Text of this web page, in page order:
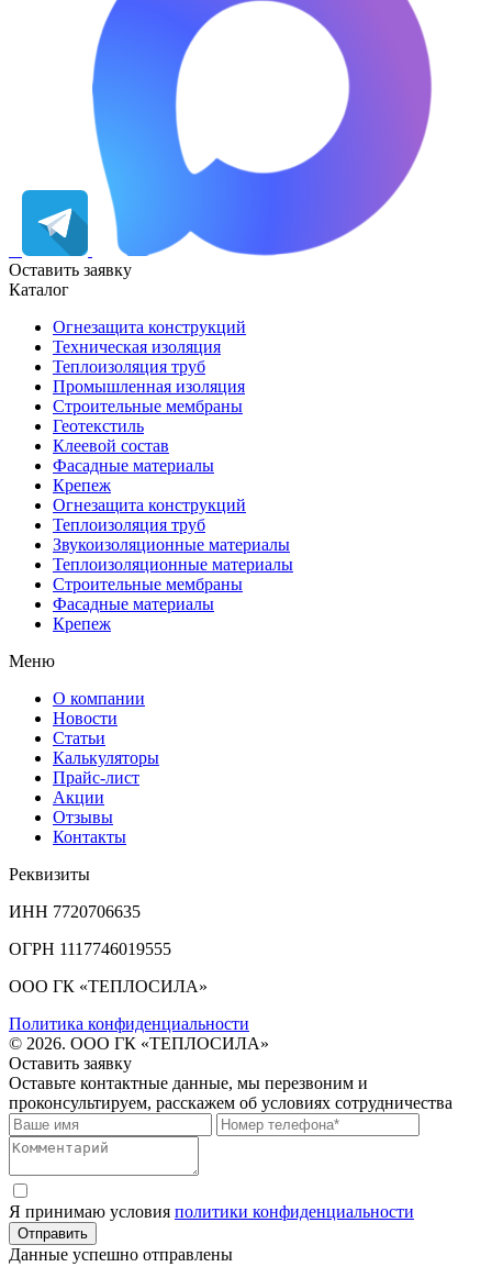
Оставить заявку
Каталог
Огнезащита конструкций
Техническая изоляция
Теплоизоляция труб
Промышленная изоляция
Строительные мембраны
Геотекстиль
Клеевой состав
Фасадные материалы
Крепеж
Огнезащита конструкций
Теплоизоляция труб
Звукоизоляционные материалы
Теплоизоляционные материалы
Строительные мембраны
Фасадные материалы
Крепеж
Меню
О компании
Новости
Статьи
Калькуляторы
Прайс-лист
Акции
Отзывы
Контакты
Реквизиты
ИНН 7720706635
ОГРН 1117746019555
ООО ГК «ТЕПЛОСИЛА»
Политика конфиденциальности
© 2026. ООО ГК «ТЕПЛОСИЛА»
Оставить заявку
Оставьте контактные данные, мы перезвоним и
проконсультируем, расскажем об условиях сотрудничества
Я принимаю условия политики конфиденциальности
Отправить
Данные успешно отправлены